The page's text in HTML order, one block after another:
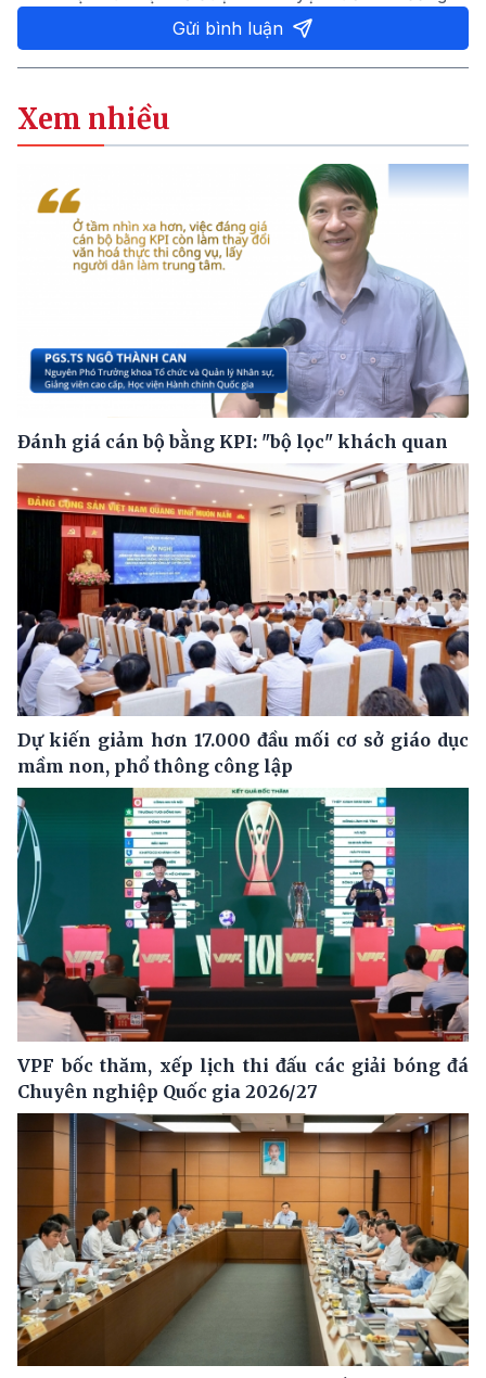
Gửi bình luận
Xem nhiều
Đánh giá cán bộ bằng KPI: "bộ lọc" khách quan
Dự kiến giảm hơn 17.000 đầu mối cơ sở giáo dục
mầm non, phổ thông công lập
VPF bốc thăm, xếp lịch thi đấu các giải bóng đá
Chuyên nghiệp Quốc gia 2026/27